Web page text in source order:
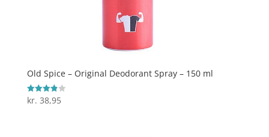
Old Spice – Original Deodorant Spray – 150 ml
Vurderet
3.9
kr. 38,95